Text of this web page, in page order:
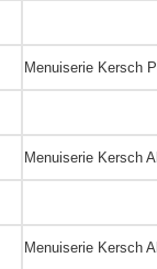
Menuiserie Kersch
Menuiserie Kersch
Menuiserie Kersch